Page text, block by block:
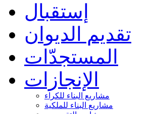
إستقبال
تقديم الديوان
المستجدّات
الإنجازات
مشاريع البناء للكراء
مشاريع البناء للملكية